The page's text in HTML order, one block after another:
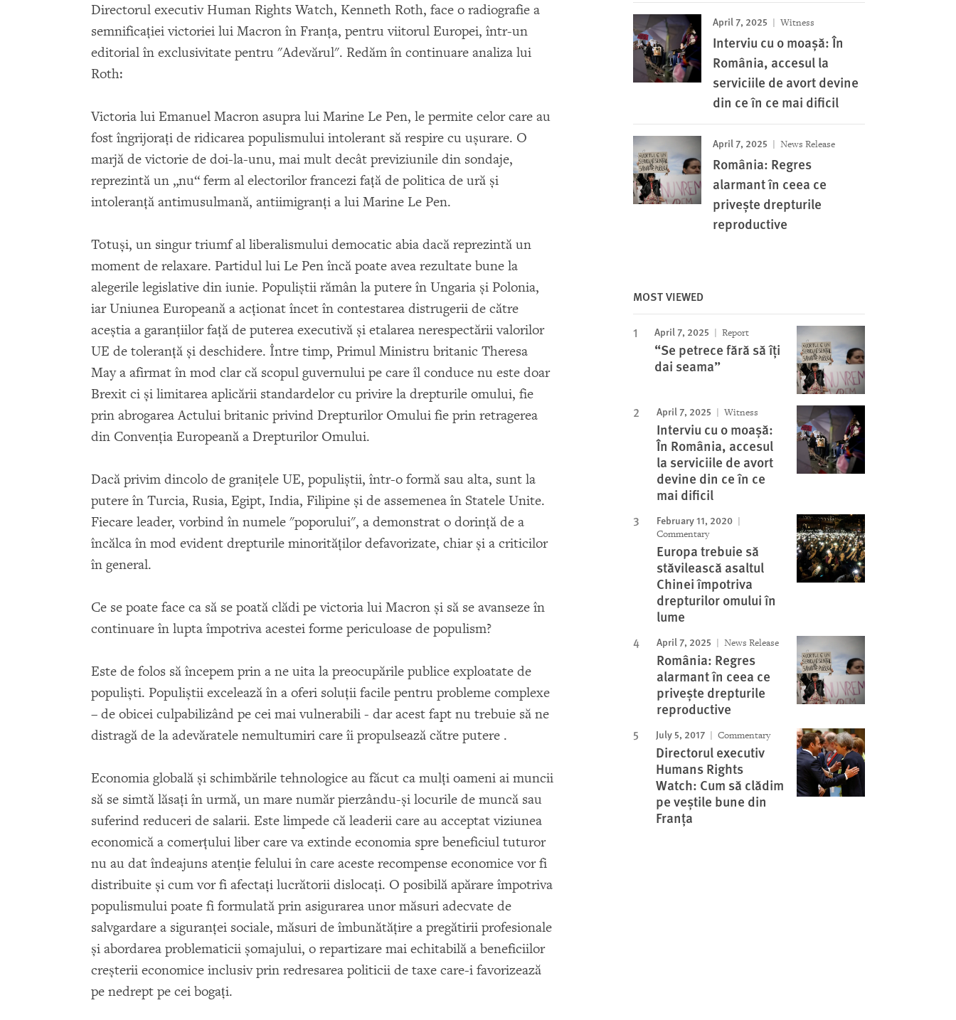
Directorul executiv Human Rights Watch, Kenneth Roth, face o radiografie a
semnificaţiei victoriei lui Macron în Franţa, pentru viitorul Europei, într-un
editorial în exclusivitate pentru "Adevărul". Redăm în continuare analiza lui
Roth:
Victoria lui Emanuel Macron asupra lui Marine Le Pen, le permite celor care au
fost îngrijoraţi de ridicarea populismului intolerant să respire cu uşurare. O
marjă de victorie de doi-la-unu, mai mult decât previziunile din sondaje,
reprezintă un „nu“ ferm al electorilor francezi faţă de politica de ură şi
intoleranţă antimusulmană, antiimigranţi a lui Marine Le Pen.
Totuşi, un singur triumf al liberalismului democatic abia dacă reprezintă un
moment de relaxare. Partidul lui Le Pen încă poate avea rezultate bune la
alegerile legislative din iunie. Populiştii rămân la putere în Ungaria şi Polonia,
iar Uniunea Europeană a acţionat încet în contestarea distrugerii de către
aceştia a garanţiilor faţă de puterea executivă şi etalarea nerespectării valorilor
UE de toleranţă şi deschidere. Între timp, Primul Ministru britanic Theresa
May a afirmat în mod clar că scopul guvernului pe care îl conduce nu este doar
Brexit ci şi limitarea aplicării standardelor cu privire la drepturile omului, fie
prin abrogarea Actului britanic privind Drepturilor Omului fie prin retragerea
din Convenţia Europeană a Drepturilor Omului.
Dacă privim dincolo de graniţele UE, populiştii, într-o formă sau alta, sunt la
putere în Turcia, Rusia, Egipt, India, Filipine şi de assemenea în Statele Unite.
Fiecare leader, vorbind în numele "poporului", a demonstrat o dorinţă de a
încălca în mod evident drepturile minorităţilor defavorizate, chiar şi a criticilor
în general.
Ce se poate face ca să se poată clădi pe victoria lui Macron şi să se avanseze în
continuare în lupta împotriva acestei forme periculoase de populism?
Este de folos să începem prin a ne uita la preocupările publice exploatate de
populişti. Populiştii excelează în a oferi soluţii facile pentru probleme complexe
– de obicei culpabilizând pe cei mai vulnerabili - dar acest fapt nu trebuie să ne
distragă de la adevăratele nemultumiri care îi propulsează către putere .
Economia globală şi schimbările tehnologice au făcut ca mulţi oameni ai muncii
să se simtă lăsaţi în urmă, un mare număr pierzându-şi locurile de muncă sau
suferind reduceri de salarii. Este limpede că leaderii care au acceptat viziunea
economică a comerţului liber care va extinde economia spre beneficiul tuturor
nu au dat îndeajuns atenţie felului în care aceste recompense economice vor fi
distribuite şi cum vor fi afectaţi lucrătorii dislocaţi. O posibilă apărare împotriva
populismului poate fi formulată prin asigurarea unor măsuri adecvate de
salvgardare a siguranţei sociale, măsuri de îmbunătăţire a pregătirii profesionale
şi abordarea problematicii şomajului, o repartizare mai echitabilă a beneficiilor
creşterii economice inclusiv prin redresarea politicii de taxe care-i favorizează
pe nedrept pe cei bogaţi.
April 7, 2025 Witness
Interviu cu o moașă: În
România, accesul la
serviciile de avort devine
din ce în ce mai dificil
April 7, 2025 News Release
România: Regres
alarmant în ceea ce
privește drepturile
reproductive
MOST VIEWED
April 7, 2025 Report
“Se petrece fără să îți
dai seama”
April 7, 2025 Witness
Interviu cu o moașă:
În România, accesul
la serviciile de avort
devine din ce în ce
mai dificil
February 11, 2020
Commentary
Europa trebuie să
stăvilească asaltul
Chinei împotriva
drepturilor omului în
lume
April 7, 2025 News Release
România: Regres
alarmant în ceea ce
privește drepturile
reproductive
July 5, 2017 Commentary
Directorul executiv
Humans Rights
Watch: Cum să clădim
pe veştile bune din
Franţa